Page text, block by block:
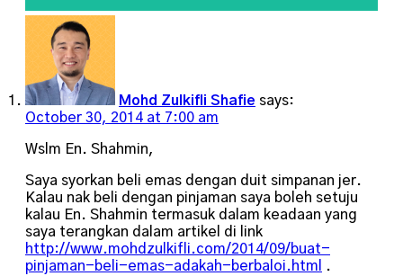
Mohd Zulkifli Shafie says:
October 30, 2014 at 7:00 am
Wslm En. Shahmin,
Saya syorkan beli emas dengan duit simpanan jer.
Kalau nak beli dengan pinjaman saya boleh setuju
kalau En. Shahmin termasuk dalam keadaan yang
saya terangkan dalam artikel di link
http://www.mohdzulkifli.com/2014/09/buat-
pinjaman-beli-emas-adakah-berbaloi.html
.